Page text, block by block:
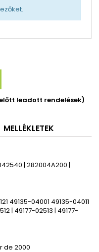
leadott rendelések)
MELLÉKLETEK
| 282004A200 |
49135-04001 49135-04011
| 49177-02513 | 49177-
de 2000